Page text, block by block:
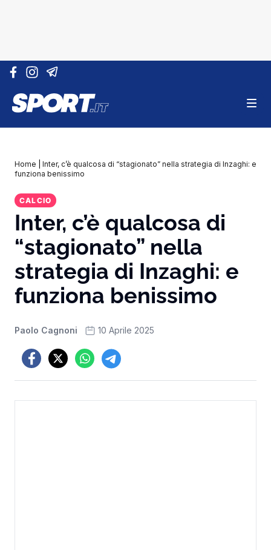
Vai al contenuto
Home
Inter, c’è qualcosa di “stagionato” nella strategia di Inzaghi: e
funziona benissimo
CALCIO
Inter, c’è qualcosa di
“stagionato” nella
strategia di Inzaghi: e
funziona benissimo
Paolo Cagnoni 10 Aprile 2025